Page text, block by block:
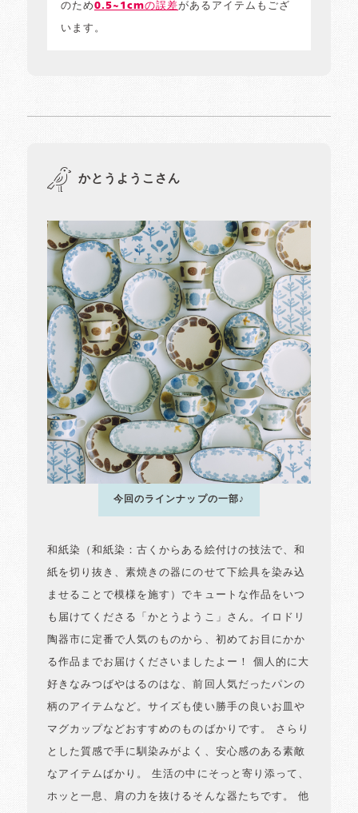
のため0.5~1cmの誤差があるアイテムもござ
います。
かとうようこさん
今回のラインナップの一部♪
和紙染（和紙染：古くからある絵付けの技法で、和
紙を切り抜き、素焼きの器にのせて下絵具を染み込
ませることで模様を施す）でキュートな作品をいつ
も届けてくださる「かとうようこ」さん。イロドリ
陶器市に定番で人気のものから、初めてお目にかか
る作品までお届けくださいましたよー！ 個人的に大
好きなみつばやはるのはな、前回人気だったパンの
柄のアイテムなど。サイズも使い勝手の良いお皿や
マグカップなどおすすめのものばかりです。 さらり
とした質感で手に馴染みがよく、安心感のある素敵
なアイテムばかり。 生活の中にそっと寄り添って、
ホッと一息、肩の力を抜けるそんな器たちです。 他